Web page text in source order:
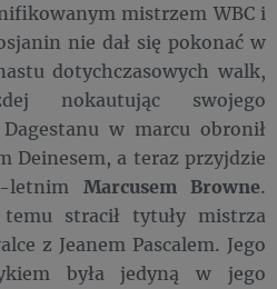
mistrzem WBC i
nie dał się pokonać w
dotychczasowych walk,
nokautując swojego
w marcu obronił
Deinesem, a teraz przyjdzie
letnim Marcusem Browne.
stracił tytuły mistrza
z Jeanem Pascalem. Jego
była jedyną w jego